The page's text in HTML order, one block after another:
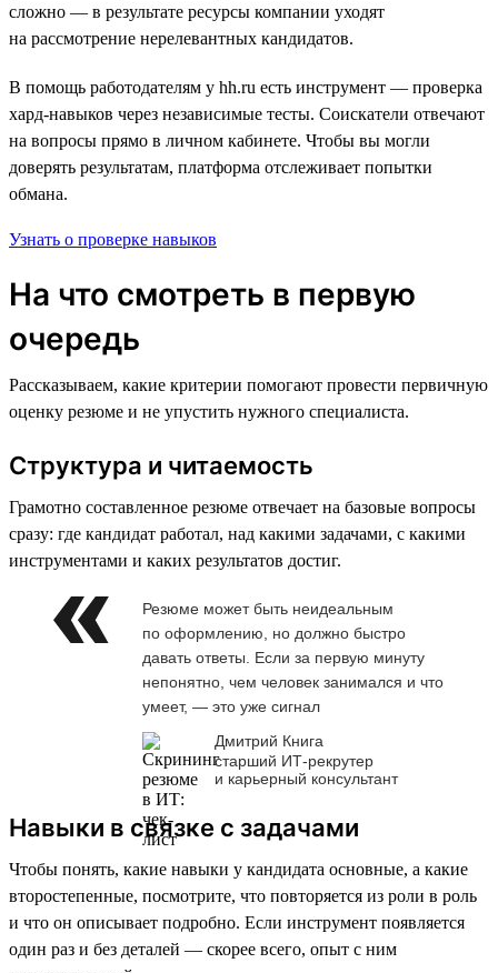
сложно — в результате ресурсы компании уходят
на рассмотрение нерелевантных кандидатов.
В помощь работодателям у hh.ru есть инструмент — проверка
хард-навыков через независимые тесты. Соискатели отвечают
на вопросы прямо в личном кабинете. Чтобы вы могли
доверять результатам, платформа отслеживает попытки
обмана.
Узнать о проверке навыков
На что смотреть в первую
очередь
Рассказываем, какие критерии помогают провести первичную
оценку резюме и не упустить нужного специалиста.
Структура и читаемость
Грамотно составленное резюме отвечает на базовые вопросы
сразу: где кандидат работал, над какими задачами, с какими
инструментами и каких результатов достиг.
Резюме может быть неидеальным
по оформлению, но должно быстро
давать ответы. Если за первую минуту
непонятно, чем человек занимался и что
умеет, — это уже сигнал
Дмитрий Книга
старший ИТ-рекрутер
и карьерный консультант
Навыки в связке с задачами
Чтобы понять, какие навыки у кандидата основные, а какие
второстепенные, посмотрите, что повторяется из роли в роль
и что он описывает подробно. Если инструмент появляется
один раз и без деталей — скорее всего, опыт с ним